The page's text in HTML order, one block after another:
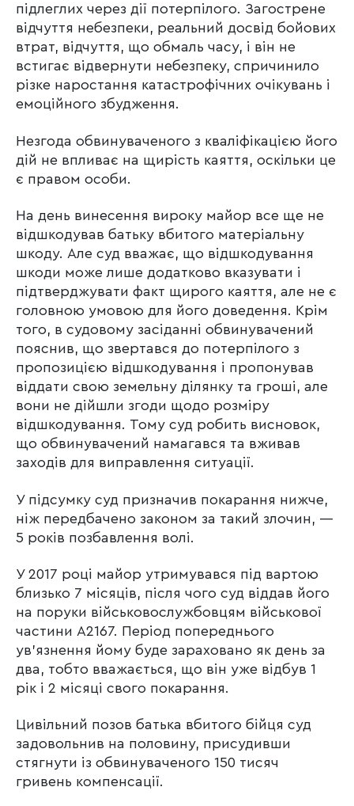
підлеглих через дії потерпілого. Загострене
відчуття небезпеки, реальний досвід бойових
втрат, відчуття, що обмаль часу, і він не
встигає відвернути небезпеку, спричинило
різке наростання катастрофічних очікувань і
емоційного збудження.
Незгода обвинуваченого з кваліфікацією його
дій не впливає на щирість каяття, оскільки це
є правом особи.
На день винесення вироку майор все ще не
відшкодував батьку вбитого матеріальну
шкоду. Але суд вважає, що відшкодування
шкоди може лише додатково вказувати і
підтверджувати факт щирого каяття, але не є
головною умовою для його доведення. Крім
того, в судовому засіданні обвинувачений
пояснив, що звертався до потерпілого з
пропозицією відшкодування і пропонував
віддати свою земельну ділянку та гроші, але
вони не дійшли згоди щодо розміру
відшкодування. Тому суд робить висновок,
що обвинувачений намагався та вживав
заходів для виправлення ситуації.
У підсумку суд призначив покарання нижче,
ніж передбачено законом за такий злочин, —
5 років позбавлення волі.
У 2017 році майор утримувався під вартою
близько 7 місяців, після чого суд віддав його
на поруки військовослужбовцям військової
частини А2167. Період попереднього
ув’язнення йому буде зараховано як день за
два, тобто вважається, що він уже відбув 1
рік і 2 місяці свого покарання.
Цивільний позов батька вбитого бійця суд
задовольнив на половину, присудивши
стягнути із обвинуваченого 150 тисяч
гривень компенсації.